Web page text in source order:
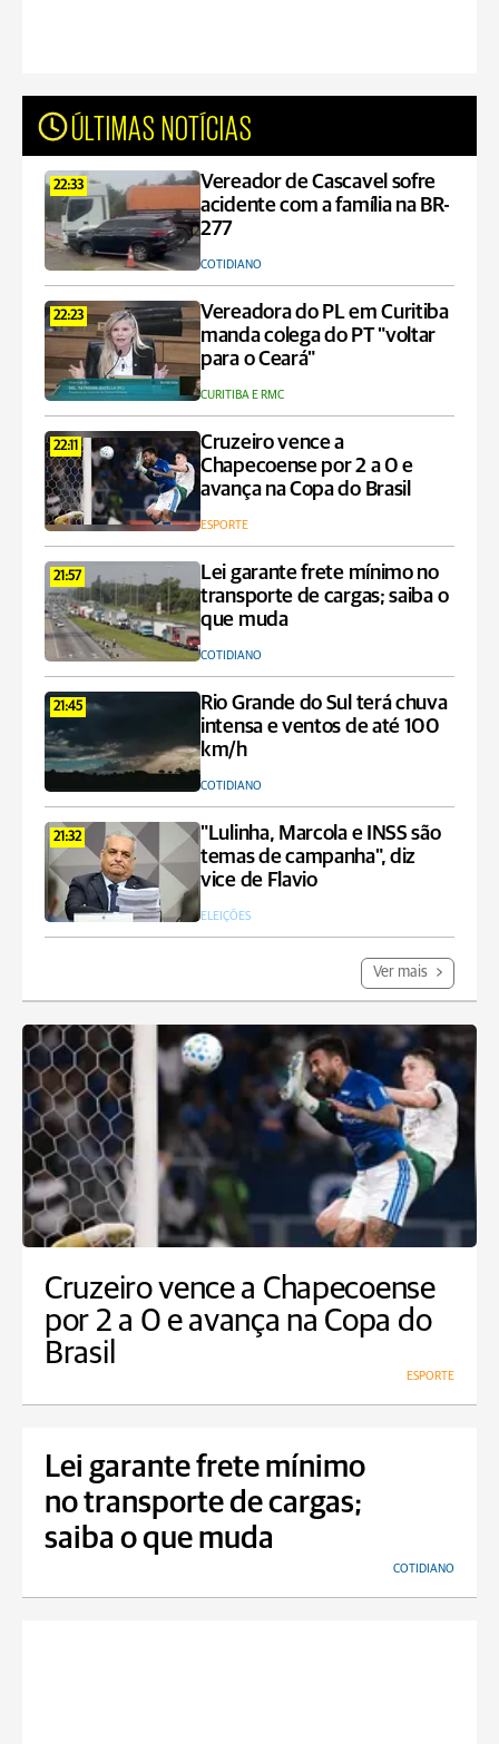
ÚLTIMAS NOTÍCIAS
22:33
Vereador de Cascavel sofre
acidente com a família na BR-
277
COTIDIANO
22:23
Vereadora do PL em Curitiba
manda colega do PT "voltar
para o Ceará"
CURITIBA E RMC
22:11
Cruzeiro vence a
Chapecoense por 2 a 0 e
avança na Copa do Brasil
ESPORTE
21:57
Lei garante frete mínimo no
transporte de cargas; saiba o
que muda
COTIDIANO
21:45
Rio Grande do Sul terá chuva
intensa e ventos de até 100
km/h
COTIDIANO
21:32
"Lulinha, Marcola e INSS são
temas de campanha", diz
vice de Flavio
ELEIÇÕES
Ver mais
Cruzeiro vence a Chapecoense
por 2 a 0 e avança na Copa do
Brasil
ESPORTE
Lei garante frete mínimo
no transporte de cargas;
saiba o que muda
COTIDIANO